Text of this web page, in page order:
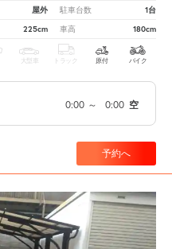
屋外 駐車台数 1台
225cm 車高 180cm
大型車 トラック 原付 バイク
0:00 ～ 0:00 空
予約へ